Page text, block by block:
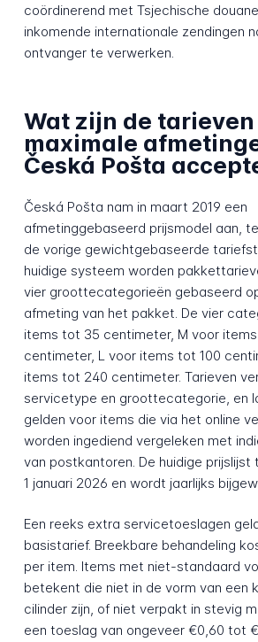
coördinerend met Tsjechische
inkomende internationale zendingen
ontvanger te verwerken.
Wat zijn de tarieven
maximale
Česká Pošta
Česká Pošta nam in maart 2019 een
afmetinggebaseerd prijsmodel aan,
de vorige gewichtgebaseerde
huidige systeem worden
vier groottecategorieën gebaseerd
afmeting van het pakket. De vier
items tot 35 centimeter, M voor
centimeter, L voor items tot 100
items tot 240 centimeter. Tarieven
servicetype en groottecategorie, en
gelden voor items die via het online
worden ingediend vergeleken met
van postkantoren. De huidige prijslijst
1 januari 2026 en wordt jaarlijks
Een reeks extra servicetoeslagen
basistarief. Breekbare behandeling
per item. Items met niet-standaard
betekent die niet in de vorm van een
cilinder zijn, of niet verpakt in stevig
een toeslag van ongeveer €0,60 tot